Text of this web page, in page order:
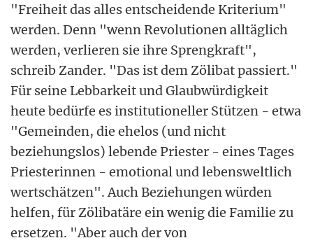
"Freiheit das alles entscheidende Kriterium"
werden. Denn "wenn Revolutionen alltäglich
werden, verlieren sie ihre Sprengkraft",
schreib Zander. "Das ist dem Zölibat passiert."
Für seine Lebbarkeit und Glaubwürdigkeit
heute bedürfe es institutioneller Stützen - etwa
"Gemeinden, die ehelos (und nicht
beziehungslos) lebende Priester - eines Tages
Priesterinnen - emotional und lebensweltlich
wertschätzen". Auch Beziehungen würden
helfen, für Zölibatäre ein wenig die Familie zu
ersetzen. "Aber auch der von